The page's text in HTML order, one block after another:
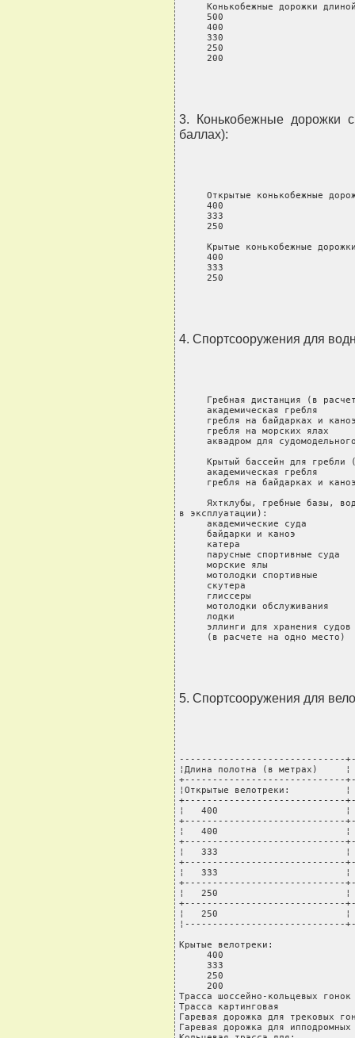
Конькобежные дорожки
500
400
330
250
200
3. Конькобежные дорожки
баллах):
Открытые конькобежные
400
333
250
Крытые конькобежные
400
333
250
4. Спортсооружения для
Гребная дистанция (в
академическая гребля
гребля на байдарках и
гребля на морских ялах
аквадром для
Крытый бассейн для гребли
академическая гребля
гребля на байдарках и
Яхтклубы, гребные базы,
в эксплуатации):
академические суда
байдарки и каноэ
катера
парусные спортивные суда
морские ялы
мотолодки спортивные
скутера
глиссеры
мотолодки обслуживания
лодки
     эллинги для хранения судов
(в расчете на одно место)
5. Спортсооружения для
------------------------------
¦Длина полотна (в метрах)
+-----------------------------
¦Открытые велотреки:
+-----------------------------
¦   400                       ¦
+-----------------------------
¦   400                       ¦
+-----------------------------
¦   333                       ¦
+-----------------------------
¦   333                       ¦
+-----------------------------
¦   250                       ¦
+-----------------------------
¦   250                       ¦
¦-----------------------------
Крытые велотреки:
400
333
250
200
Трасса шоссейно-кольцевых
Трасса картинговая
Гаревая дорожка для
Гаревая дорожка для